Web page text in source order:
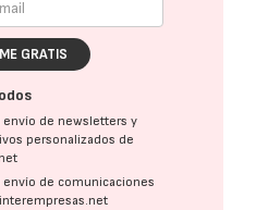
GRATIS
envío de newsletters y
personalizados de
envío de comunicaciones